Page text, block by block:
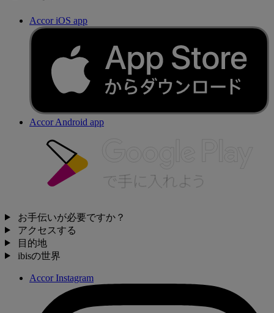
Accor iOS app
Accor Android app
お手伝いが必要ですか？
アクセスする
目的地
ibisの世界
Accor Instagram